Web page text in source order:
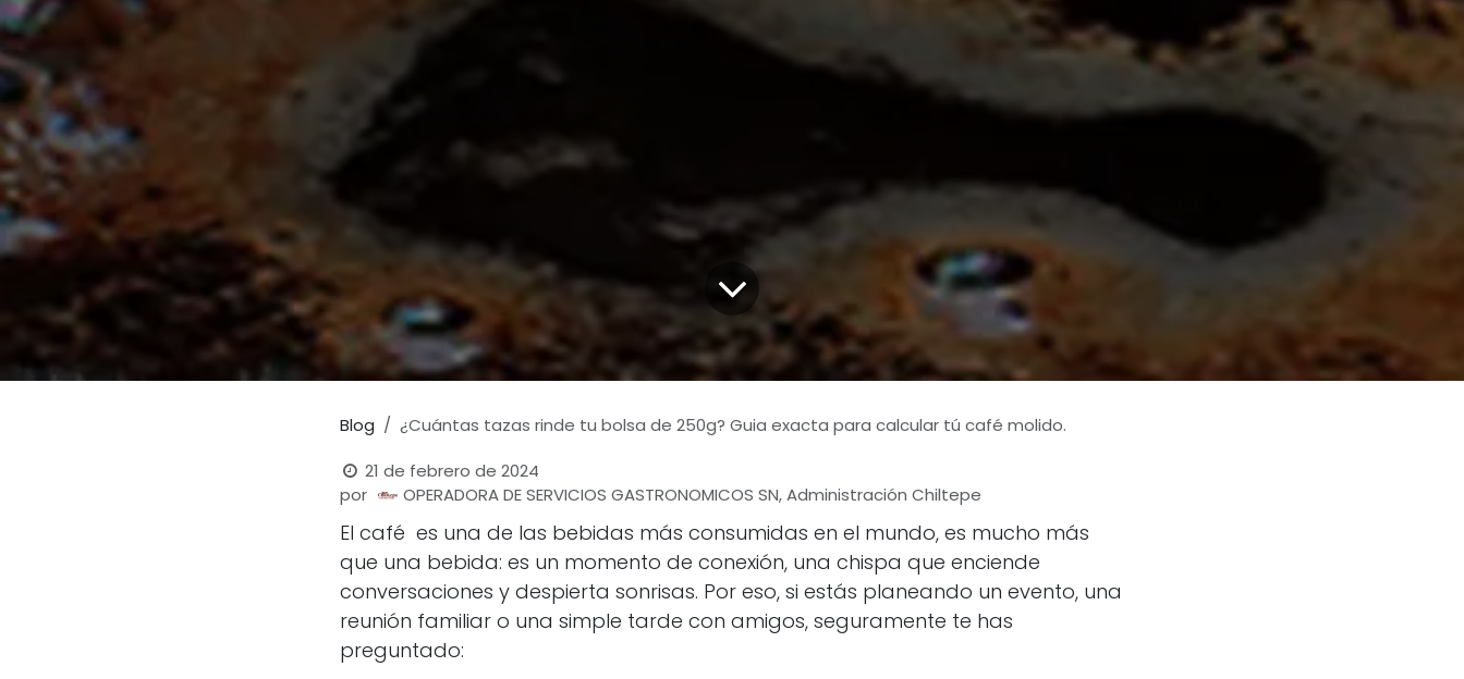
Blog
¿Cuántas tazas rinde tu bolsa de 250g? Guia exacta para calcular tú café molido.
21 de febrero de 2024
por
OPERADORA DE SERVICIOS GASTRONOMICOS SN, Administración Chiltepe
El café es una de las bebidas más consumidas en el mundo, es mucho más
que una bebida: es un momento de conexión, una chispa que enciende
conversaciones y despierta sonrisas. Por eso, si estás planeando un evento, una
reunión familiar o una simple tarde con amigos, seguramente te has
preguntado: